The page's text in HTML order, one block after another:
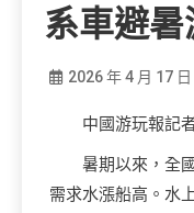
系車避暑
2026 年 4 月 17 日
中國游玩報記
暑期以來，全
需求水漲船高。水